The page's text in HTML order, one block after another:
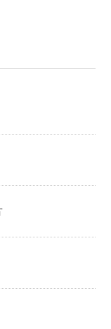
査を受けら
クが中程度
をお勧めし
クが高い可
診断を受けら